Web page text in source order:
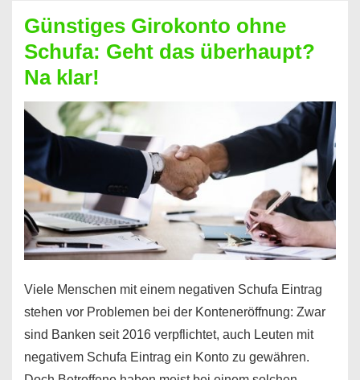
dabei
profitieren
–
So
funktioniert’s
Günstiges Girokonto ohne
Schufa: Geht das überhaupt?
Na klar!
Viele Menschen mit einem negativen Schufa Eintrag
stehen vor Problemen bei der Konteneröffnung: Zwar
sind Banken seit 2016 verpflichtet, auch Leuten mit
negativem Schufa Eintrag ein Konto zu gewähren.